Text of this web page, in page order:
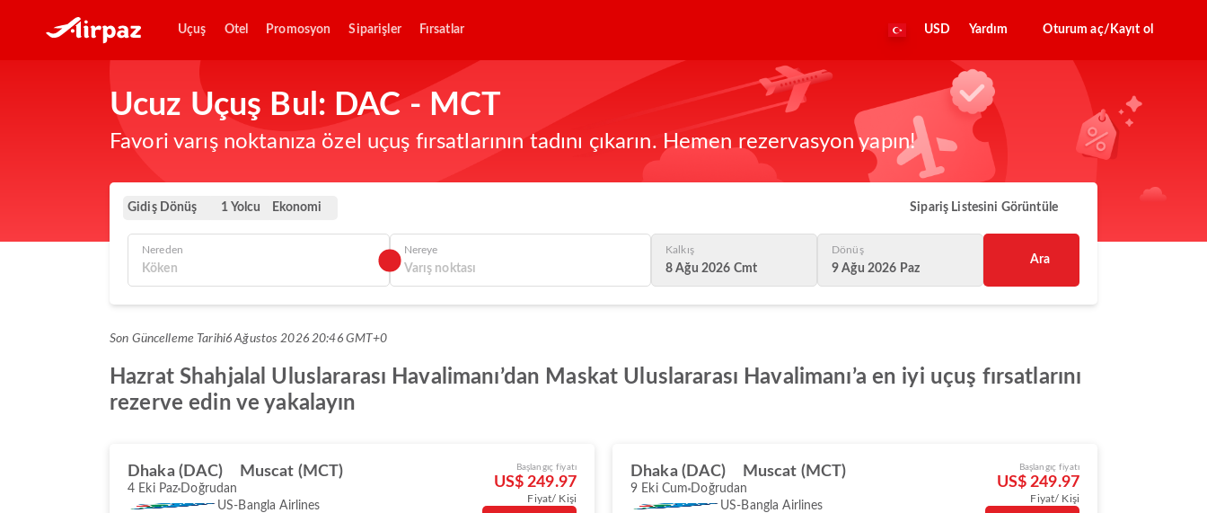
Uçuş Otel Promosyon Siparişler Fırsatlar USD Yardım Oturum aç/Kayıt ol
Ucuz Uçuş Bul: DAC - MCT
Favori varış noktanıza özel uçuş fırsatlarının tadını çıkarın. Hemen rezervasyon yapın!
Gidiş Dönüş 1 Yolcu Ekonomi Sipariş Listesini Görüntüle
Nereden Nereye Kalkış
8 Ağu 2026 Cmt
Dönüş
9 Ağu 2026 Paz
Ara
Son Güncelleme Tarihi6 Ağustos 2026 20:46 GMT+0
Hazrat Shahjalal Uluslararası Havalimanı’dan Maskat Uluslararası Havalimanı’a en iyi uçuş fırsatlarını
rezerve edin ve yakalayın
Dhaka (DAC) Muscat (MCT)
4 Eki Paz Doğrudan
US-Bangla Airlines
Başlangıç fiyatı
US$ 249.97
Fiyat/ Kişi
Dhaka (DAC) Muscat (MCT)
9 Eki Cum Doğrudan
US-Bangla Airlines
Başlangıç fiyatı
US$ 249.97
Fiyat/ Kişi